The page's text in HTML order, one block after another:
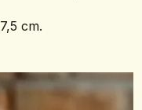
7,5 cm.